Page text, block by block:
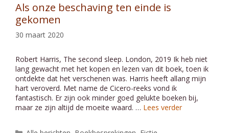
Als onze beschaving ten einde is
gekomen
30 maart 2020
Robert Harris, The second sleep. London, 2019 Ik heb niet
lang gewacht met het kopen en lezen van dit boek, toen ik
ontdekte dat het verschenen was. Harris heeft allang mijn
hart veroverd. Met name de Cicero-reeks vond ik
fantastisch. Er zijn ook minder goed gelukte boeken bij,
maar ze zijn altijd de moeite waard. … Lees verder